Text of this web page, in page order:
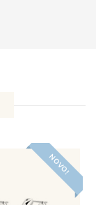
NOVO!